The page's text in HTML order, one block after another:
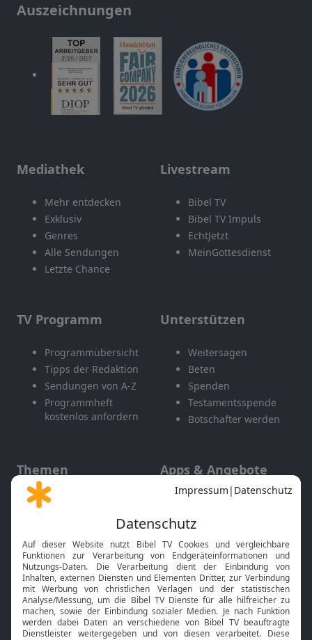
Auszeichnungen
Mediathek
Mehr entdecken
Exklusiv
Genres
Alle Sendungen
Letzte Chance
Livestream
Bibel TV
Bibel TV Impuls
EchtJetzt
MeinGottesdienst
TV Programm
Programmübersicht
Tipps der Redaktion
Sendungen von A-Z
Programmheft
kostenlos anfordern
Unterstützen
Weitersagen
Beten
Spenden
Testamentsspende
Botschafter werden
Themen
Gott und Bibel erklärt
Neuigkeiten
Apps & Angebote
Mobile App
Smart TV
HbbTV
Bibelthek Online-Bibel
Nächster Gottesdienst